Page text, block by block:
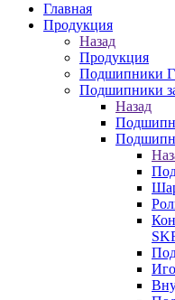
Главная
Продукция
Назад
Продукция
Подшипники
Подшипники
Назад